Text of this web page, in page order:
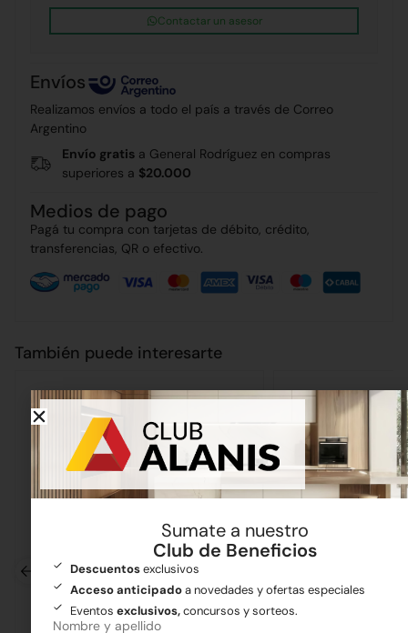
Contactar un asesor
Envíos
Realizamos envíos a todo el país a través de Correo
Argentino
Envío gratis a General Rodríguez en compras
superiores a $20.000
Medios de pago
Pagá tu compra con tarjetas de débito, crédito,
transferencias, QR o efectivo.
También puede interesarte
Sumate a nuestro
Club de Beneficios
Descuentosexclusivos
Acceso anticipadoa novedades y ofertas especiales
Eventos exclusivos,concursos y sorteos.
Nombre y apellido